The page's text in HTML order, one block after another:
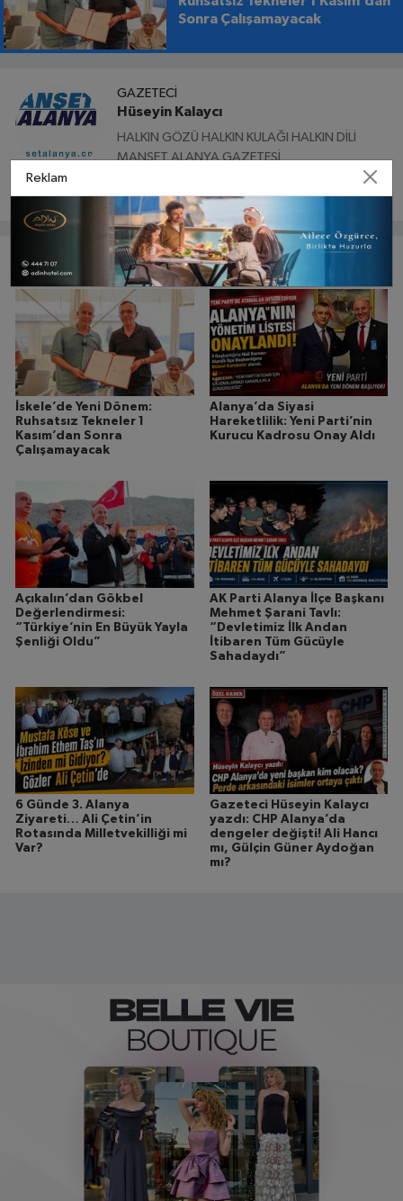
Sonra Çalışamayacak
GAZETECI
Hüseyin Kalaycı
HALKIN GÖZÜ HALKIN KULAĞI HALKIN DİLİ
MANŞET ALANYA GAZETESİ
Bunlar da ilginizi çekebilir
İskele’de Yeni Dönem:
Ruhsatsız Tekneler 1
Kasım’dan Sonra
Çalışamayacak
Alanya’da Siyasi
Hareketlilik: Yeni Parti’nin
Kurucu Kadrosu Onay Aldı
Açıkalın’dan Gökbel
Değerlendirmesi:
“Türkiye’nin En Büyük Yayla
Şenliği Oldu”
AK Parti Alanya İlçe Başkanı
Mehmet Şarani Tavlı:
“Devletimiz İlk Andan
İtibaren Tüm Gücüyle
Sahadaydı”
6 Günde 3. Alanya
Ziyareti… Ali Çetin’in
Rotasında Milletvekilliği mi
Var?
Gazeteci Hüseyin Kalaycı
yazdı: CHP Alanya’da
dengeler değişti! Ali Hancı
mı, Gülçin Güner Aydoğan
mı?
Reklam